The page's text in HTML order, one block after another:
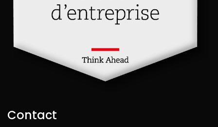
Contact